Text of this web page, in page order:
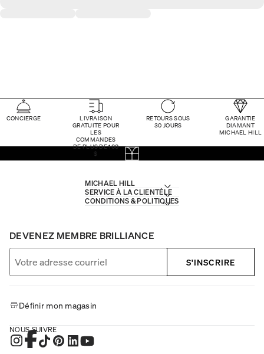
CONCIERGE
LIVRAISON
GRATUITE POUR
LES
COMMANDES
DE PLUS DE 100
$
RETOURS SOUS
30 JOURS
GARANTIE
DIAMANT
MICHAEL HILL
MICHAEL HILL
SERVICE À LA CLIENTÈLE
CONDITIONS & POLITIQUES
DEVENEZ MEMBRE BRILLIANCE
S'INSCRIRE
Définir mon magasin
NOUS SUIVRE